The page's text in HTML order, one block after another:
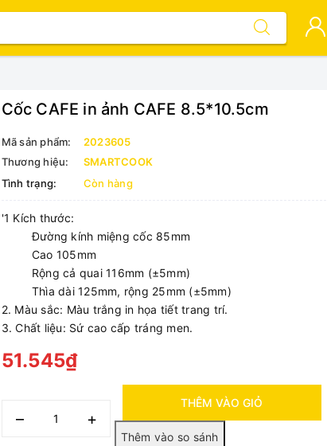
Cốc CAFE in ảnh CAFE 8.5*10.5cm
Mã sản phẩm:
2023605
Thương hiệu:
SMARTCOOK
Tình trạng:
Còn hàng
'1 Kích thước:
Đường kính miệng cốc 85mm
Cao 105mm
Rộng cả quai 116mm (±5mm)
Thìa dài 125mm, rộng 25mm (±5mm)
2. Màu sắc: Màu trắng in họa tiết trang trí.
3. Chất liệu: Sứ cao cấp tráng men.
51.545₫
– +
THÊM VÀO GIỎ